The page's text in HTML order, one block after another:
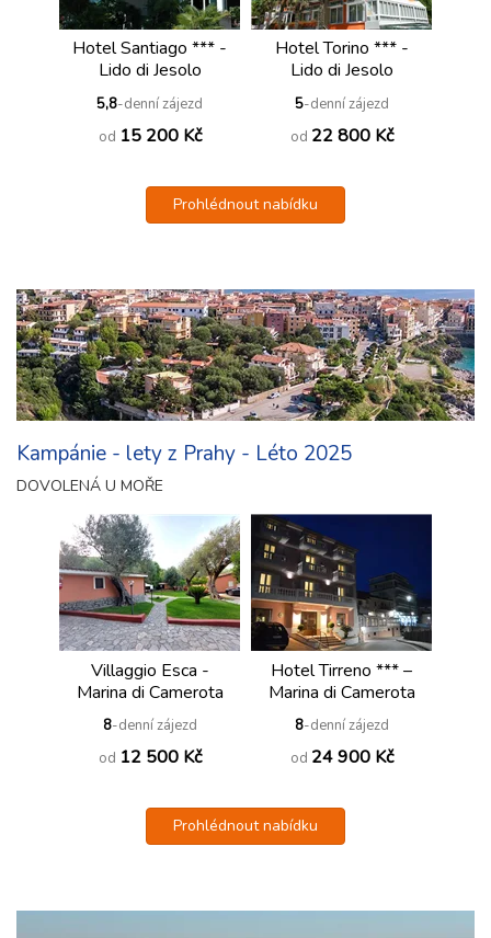
Hotel Santiago *** -
Lido di Jesolo
5,8-denní zájezd
od 15 200 Kč
Hotel Torino *** -
Lido di Jesolo
5-denní zájezd
od 22 800 Kč
Prohlédnout nabídku
Kampánie - lety z Prahy - Léto 2025
DOVOLENÁ U MOŘE
Villaggio Esca -
Marina di Camerota
8-denní zájezd
od 12 500 Kč
Hotel Tirreno *** –
Marina di Camerota
8-denní zájezd
od 24 900 Kč
Prohlédnout nabídku